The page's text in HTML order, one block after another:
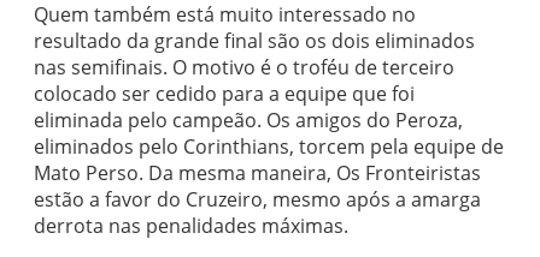
Quem também está muito interessado no
resultado da grande final são os dois eliminados
nas semifinais. O motivo é o troféu de terceiro
colocado ser cedido para a equipe que foi
eliminada pelo campeão. Os amigos do Peroza,
eliminados pelo Corinthians, torcem pela equipe de
Mato Perso. Da mesma maneira, Os Fronteiristas
estão a favor do Cruzeiro, mesmo após a amarga
derrota nas penalidades máximas.